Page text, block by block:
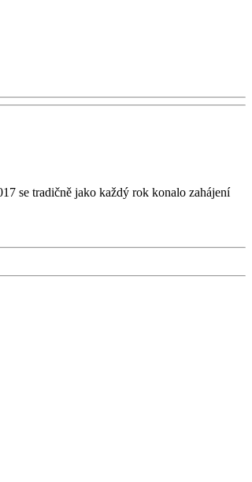
se tradičně jako každý rok konalo zahájení